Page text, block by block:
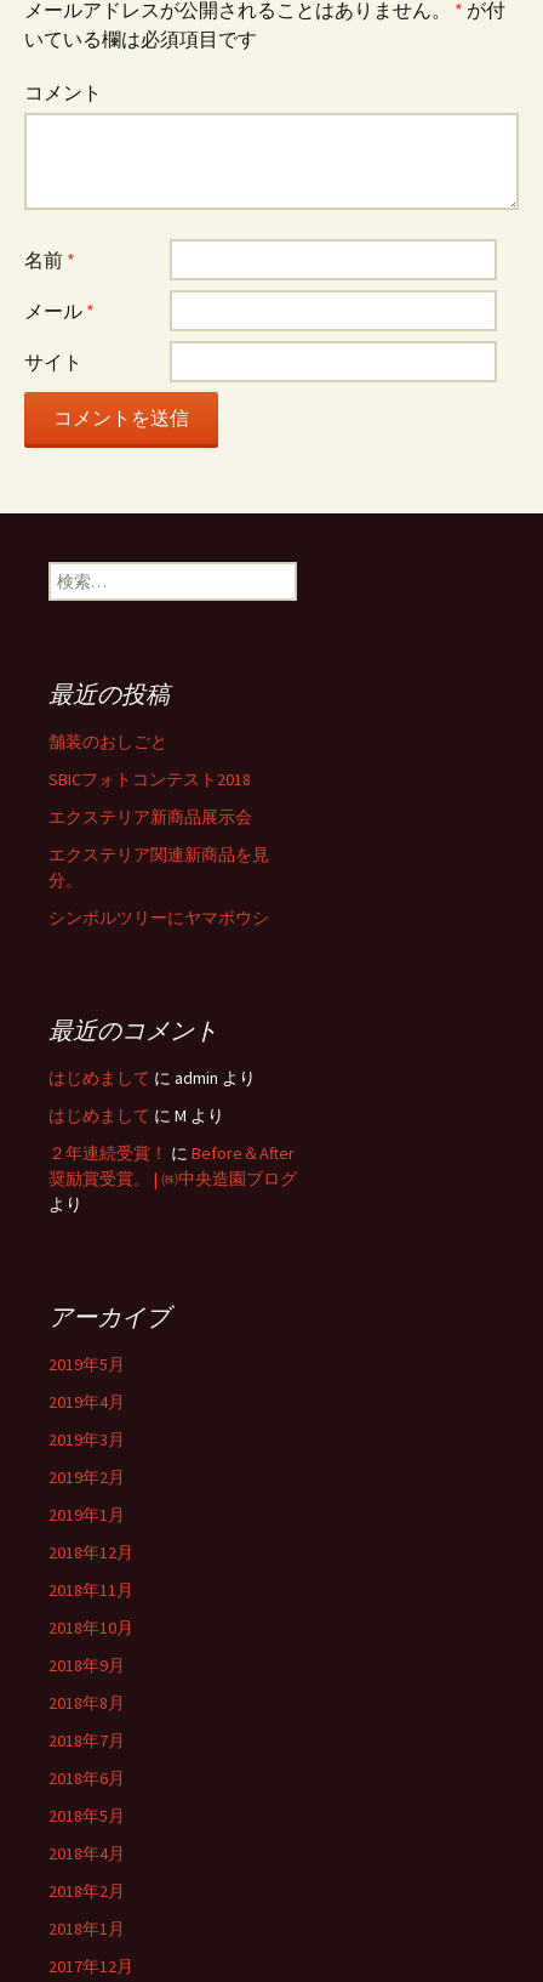
ビ
ー
シ
ョ
ン
メールアドレスが公開されることはありません。 * が付
いている欄は必須項目です
コメント
名前 *
メール *
サイト
検
索
最近の投稿
舗装のおしごと
SBICフォトコンテスト2018
エクステリア新商品展示会
エクステリア関連新商品を見
分。
シンボルツリーにヤマボウシ
最近のコメント
はじめまして に admin より
はじめまして に M より
２年連続受賞！ に Before＆After
奨励賞受賞。 | ㈱中央造園ブログ
より
アーカイブ
2019年5月
2019年4月
2019年3月
2019年2月
2019年1月
2018年12月
2018年11月
2018年10月
2018年9月
2018年8月
2018年7月
2018年6月
2018年5月
2018年4月
2018年2月
2018年1月
2017年12月